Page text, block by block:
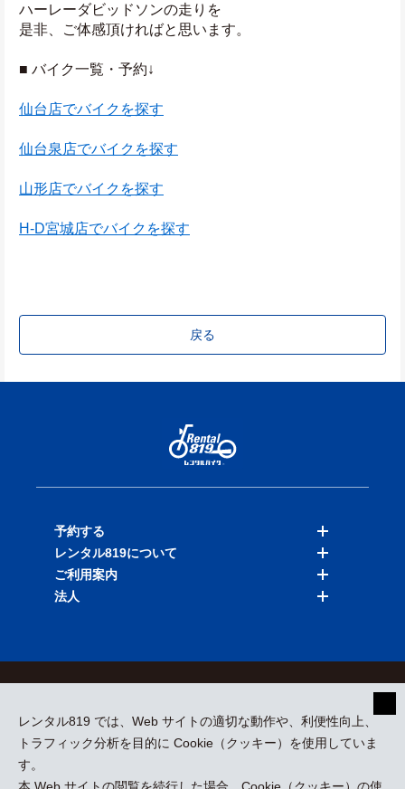
ハーレーダビッドソンの走りを
是非、ご体感頂ければと思います。
■ バイク一覧・予約↓
仙台店でバイクを探す
仙台泉店でバイクを探す
山形店でバイクを探す
H-D宮城店でバイクを探す
戻る
レンタル819 では、Web サイトの適切な動作や、利便性向上、
トラフィック分析を目的に Cookie（クッキー）を使用していま
す。
予約する
バイクを探す
店舗を探す
レンタル819について
料金表
ご利用案内
法人
採用情報
プレスリリース